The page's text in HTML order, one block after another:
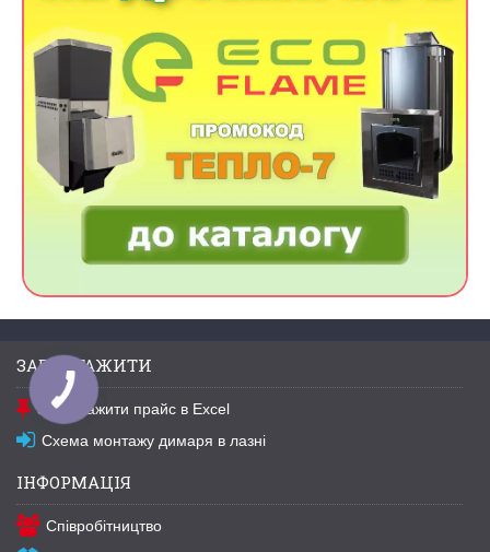
ЗАВАНТАЖИТИ
Завантажити прайс в Excel
Схема монтажу димаря в лазні
ІНФОРМАЦІЯ
Співробітництво